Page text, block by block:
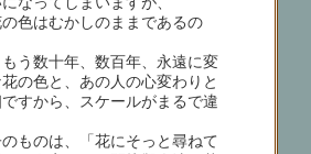
かしのままであるの
う数十年、数百年、永遠に変
の色と、あの人の心変わりと
すから、スケールがまるで違
ものは、「花にそっと尋ねて